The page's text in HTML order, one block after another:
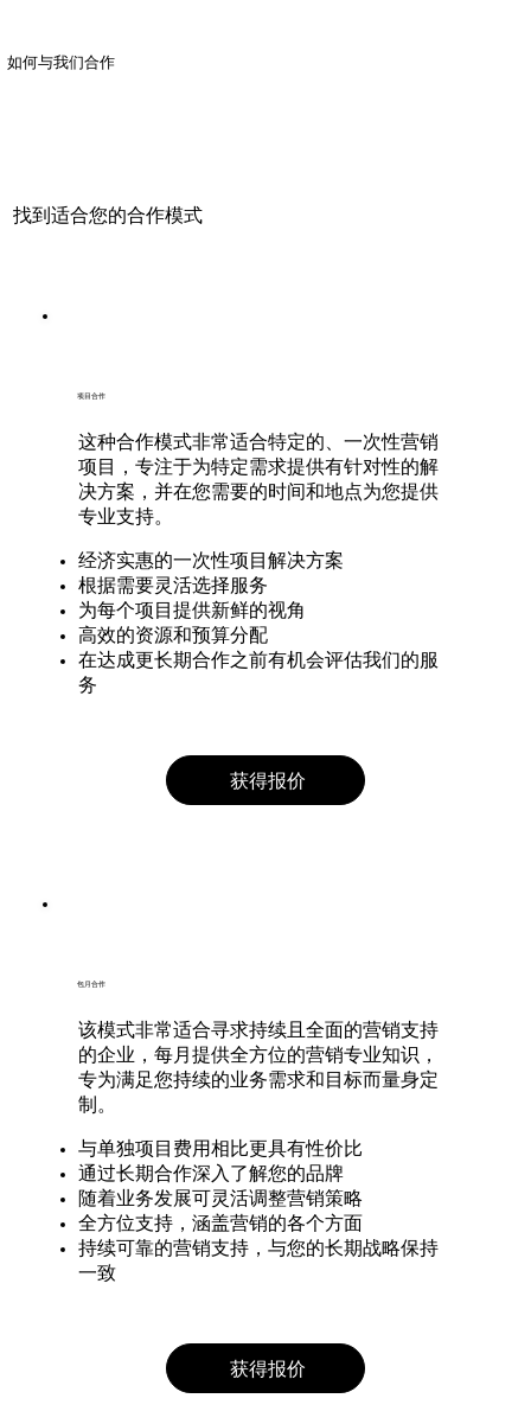
如何与我们合作
找到适合您的合作模式
项目合作
这种合作模式非常适合特定的、一次性营销
项目，专注于为特定需求提供有针对性的解
决方案，并在您需要的时间和地点为您提供
专业支持。
获得报价
经济实惠的一次性项目解决方案
根据需要灵活选择服务
为每个项目提供新鲜的视角
高效的资源和预算分配
在达成更长期合作之前有机会评估我们的服
务
包月合作
该模式非常适合寻求持续且全面的营销支持
的企业，每月提供全方位的营销专业知识，
专为满足您持续的业务需求和目标而量身定
制。
获得报价
与单独项目费用相比更具有性价比
通过长期合作深入了解您的品牌
随着业务发展可灵活调整营销策略
全方位支持，涵盖营销的各个方面
持续可靠的营销支持，与您的长期战略保持
一致